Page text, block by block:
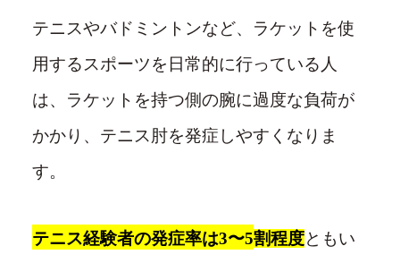
テニスやバドミントンなど、ラケットを使
用するスポーツを日常的に行っている人
は、ラケットを持つ側の腕に過度な負荷が
かかり、テニス肘を発症しやすくなりま
す。
テニス経験者の発症率は3〜5割程度ともい